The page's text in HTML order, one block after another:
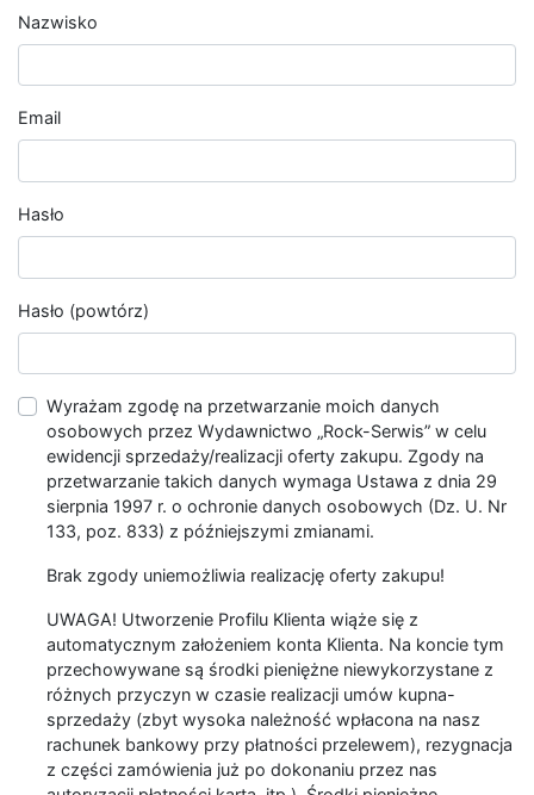
Nazwisko
Email
Hasło
Hasło (powtórz)
Wyrażam zgodę na przetwarzanie moich danych
osobowych przez Wydawnictwo „Rock-Serwis” w celu
ewidencji sprzedaży/realizacji oferty zakupu. Zgody na
przetwarzanie takich danych wymaga Ustawa z dnia 29
sierpnia 1997 r. o ochronie danych osobowych (Dz. U. Nr
133, poz. 833) z późniejszymi zmianami.
Brak zgody uniemożliwia realizację oferty zakupu!
UWAGA! Utworzenie Profilu Klienta wiąże się z
automatycznym założeniem konta Klienta. Na koncie tym
przechowywane są środki pieniężne niewykorzystane z
różnych przyczyn w czasie realizacji umów kupna-
sprzedaży (zbyt wysoka należność wpłacona na nasz
rachunek bankowy przy płatności przelewem), rezygnacja
z części zamówienia już po dokonaniu przez nas